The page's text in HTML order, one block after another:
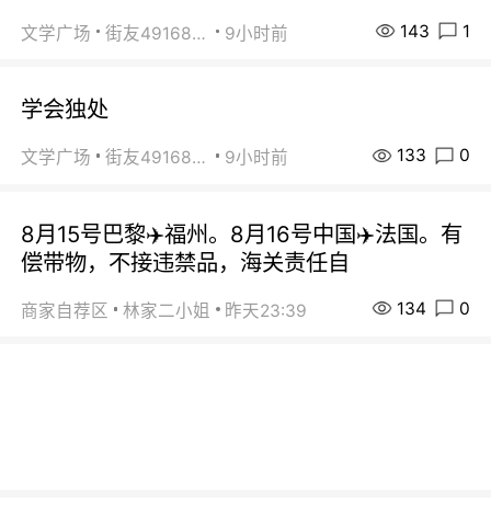
文学广场 街友49168527 9小时前 143 1
学会独处
文学广场 街友49168527 9小时前 133 0
8月15号巴黎✈️福州。8月16号中国✈️法国。有
偿带物，不接违禁品，海关责任自
商家自荐区 林家二小姐 昨天23:39 134 0